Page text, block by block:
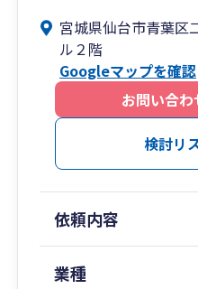
［ワンストップのサポー
税務に限らず、建設業
社時の手続き、現場労
可（建設業許可、経審
管理しています。建設
続きを全て弊社でサポー
従来型の紙をベースと
ん可能です。ご希望さ
ったデータ化、オンラ
宮城県仙台市青葉区
ル２階
Googleマップを確認
お問い合わ
検討リ
依頼内容
業種